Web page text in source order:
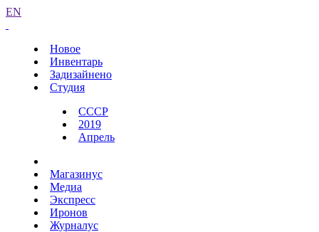
EN
Новое
Инвентарь
Задизайнено
Студия
СССР
2019
Апрель
Магазинус
Медиа
Экспресс
Иронов
Журналус